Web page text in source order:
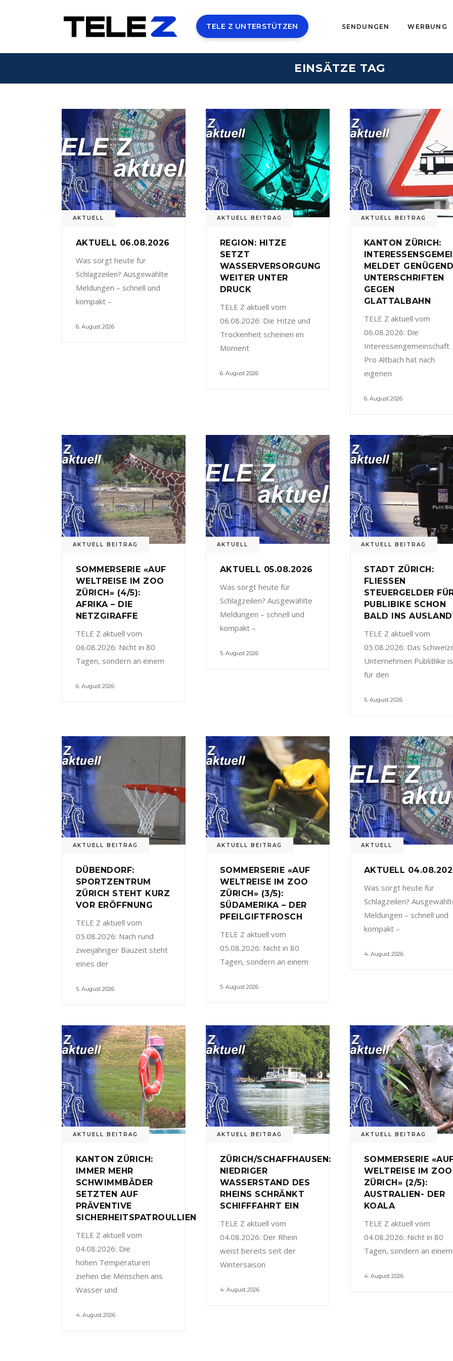
TELE Z UNTERSTÜTZEN SENDUNGEN WERBUNG
EINSÄTZE TAG
AKTUELL
AKTUELL 06.08.2026
Was sorgt heute für
Schlagzeilen? Ausgewählte
Meldungen – schnell und
kompakt –
6. August 2026
AKTUELL BEITRAG
REGION: HITZE
SETZT
WASSERVERSORGUNG
WEITER UNTER
DRUCK
TELE Z aktuell vom
06.08.2026: Die Hitze und
Trockenheit scheinen im
Moment
6. August 2026
AKTUELL BEITRAG
KANTON ZÜRICH:
MELDET
UNTERSCHRIFTEN
GEGEN
GLATTALBAHN
TELE Z aktuell vom
06.08.2026: Die
Interessengemeinschaft
Pro Altbach hat nach
eigenen
6. August 2026
AKTUELL BEITRAG
SOMMERSERIE «AUF
WELTREISE IM ZOO
ZÜRICH» (4/5):
AFRIKA – DIE
NETZGIRAFFE
TELE Z aktuell vom
06.08.2026: Nicht in 80
Tagen, sondern an einem
6. August 2026
AKTUELL
AKTUELL 05.08.2026
Was sorgt heute für
Schlagzeilen? Ausgewählte
Meldungen – schnell und
kompakt –
5. August 2026
AKTUELL BEITRAG
STADT ZÜRICH:
FLIESSEN
STEUERGELDER
PUBLIBIKE SCHON
BALD INS
TELE Z aktuell vom
05.08.2026: Das
Unternehmen PubliBike
für den
5. August 2026
AKTUELL BEITRAG
DÜBENDORF:
SPORTZENTRUM
ZÜRICH STEHT KURZ
VOR ERÖFFNUNG
TELE Z aktuell vom
05.08.2026: Nach rund
zweijähriger Bauzeit steht
eines der
5. August 2026
AKTUELL BEITRAG
SOMMERSERIE «AUF
WELTREISE IM ZOO
ZÜRICH» (3/5):
SÜDAMERIKA – DER
PFEILGIFTFROSCH
TELE Z aktuell vom
05.08.2026: Nicht in 80
Tagen, sondern an einem
5. August 2026
AKTUELL
AKTUELL
Was sorgt heute für
Schlagzeilen?
Meldungen – schnell und
kompakt –
4. August 2026
AKTUELL BEITRAG
KANTON ZÜRICH:
IMMER MEHR
SCHWIMMBÄDER
SETZTEN AUF
PRÄVENTIVE
SICHERHEITSPATROULLIEN
TELE Z aktuell vom
04.08.2026: Die
hohen Temperaturen
ziehen die Menschen ans
Wasser und
4. August 2026
AKTUELL BEITRAG
ZÜRICH/SCHAFFHAUSEN:
NIEDRIGER
WASSERSTAND DES
RHEINS SCHRÄNKT
SCHIFFFAHRT EIN
TELE Z aktuell vom
04.08.2026: Der Rhein
weist bereits seit der
Wintersaison
4. August 2026
AKTUELL BEITRAG
SOMMERSERIE
WELTREISE IM ZOO
ZÜRICH» (2/5):
AUSTRALIEN- DER
KOALA
TELE Z aktuell vom
04.08.2026: Nicht in 80
Tagen, sondern an einem
4. August 2026